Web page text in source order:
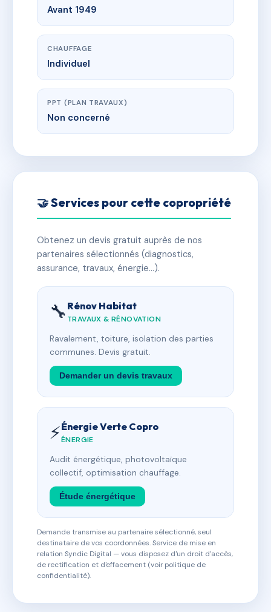
Avant 1949
CHAUFFAGE
Individuel
PPT (PLAN TRAVAUX)
Non concerné
🤝 Services pour cette copropriété
Obtenez un devis gratuit auprès de nos
partenaires sélectionnés (diagnostics,
assurance, travaux, énergie…).
🔧 Rénov Habitat
TRAVAUX & RÉNOVATION
Ravalement, toiture, isolation des parties
communes. Devis gratuit.
Demander un devis travaux
⚡Énergie Verte Copro
ÉNERGIE
Audit énergétique, photovoltaïque
collectif, optimisation chauffage.
Étude énergétique
Demande transmise au partenaire sélectionné, seul
destinataire de vos coordonnées. Service de mise en
relation Syndic Digital — vous disposez d'un droit d'accès,
de rectification et d'effacement (voir politique de
confidentialité).